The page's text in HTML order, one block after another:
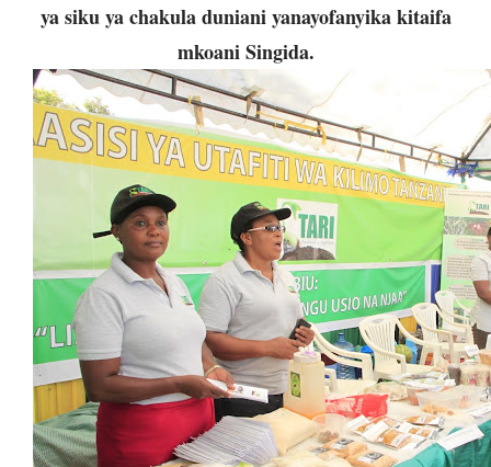
ya siku ya chakula duniani yanayofanyika kitaifa
mkoani Singida.